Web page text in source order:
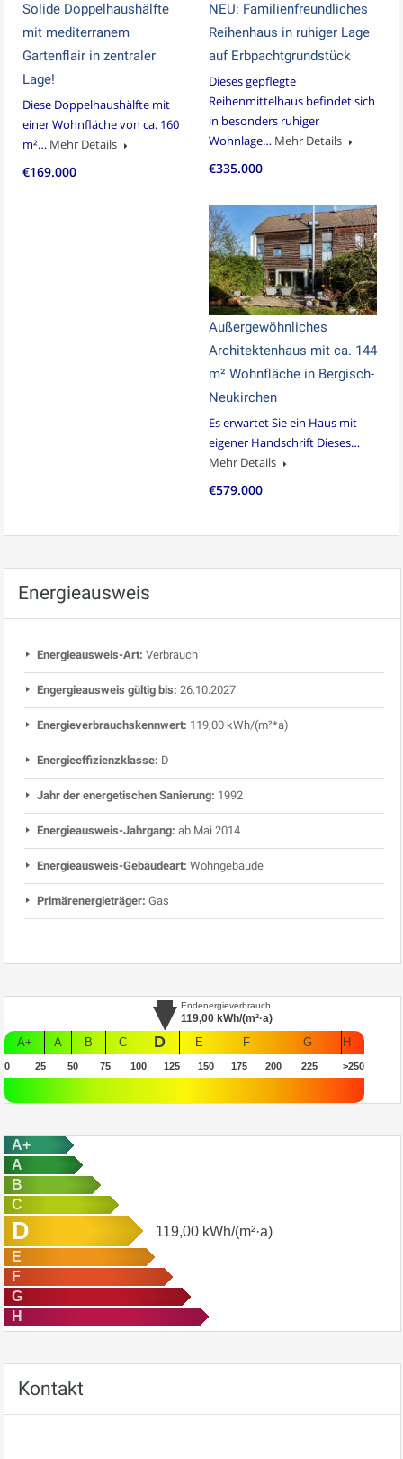
Solide Doppelhaushälfte
mit mediterranem
Gartenflair in zentraler
Lage!
Diese Doppelhaushälfte mit
einer Wohnfläche von ca. 160
m²… Mehr Details
€169.000
NEU: Familienfreundliches
Reihenhaus in ruhiger Lage
auf Erbpachtgrundstück
Dieses gepflegte
Reihenmittelhaus befindet sich
in besonders ruhiger
Wohnlage… Mehr Details
€335.000
Außergewöhnliches
Architektenhaus mit ca. 144
m² Wohnfläche in Bergisch-
Neukirchen
Es erwartet Sie ein Haus mit
eigener Handschrift Dieses…
Mehr Details
€579.000
Energieausweis
Energieausweis-Art: Verbrauch
Engergieausweis gültig bis: 26.10.2027
Energieverbrauchskennwert: 119,00 kWh/(m²*a)
Energieeffizienzklasse: D
Jahr der energetischen Sanierung: 1992
Energieausweis-Jahrgang: ab Mai 2014
Energieausweis-Gebäudeart: Wohngebäude
Primärenergieträger: Gas
Endenergieverbrauch
119,00 kWh/(m²·a)
A+
A B C D E F G H
0 25 50 75 100 125 150 175 200 225 >250
A+
A
B
C
D 119,00 kWh/(m²·a)
E
F
G
H
Kontakt